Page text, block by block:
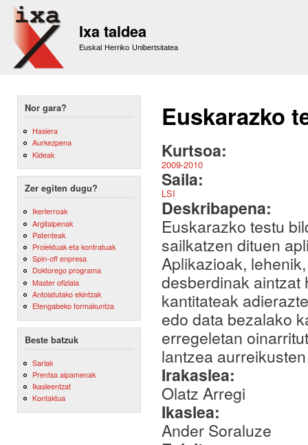
Ixa taldea
Euskal Herriko Unibertsitatea
Nor gara?
Hasiera
Aurkezpena
Kideak
Zer egiten dugu?
Ikerlerroak
Argitalpenak
Patenteak
Proiektuak eta kontratuak
Spin-off enpresa
Doktorego programa
Master ofiziala
Antolatutako ekintzak
Etengabeko formakuntza
Beste batzuk
Sariak
Prentsa aipamenak
Ikasleentzat
Kontaktua
Euskarazko
Kurtsoa:
2009-2010
Saila:
LSI
Deskribapena:
Euskarazko testu
sailkatzen dituen
Aplikazioak,
desberdinak aintzat
kantitateak
edo data bezalako
erregeletan
lantzea
Irakaslea:
Olatz Arregi
Ikaslea:
Ander Soraluze